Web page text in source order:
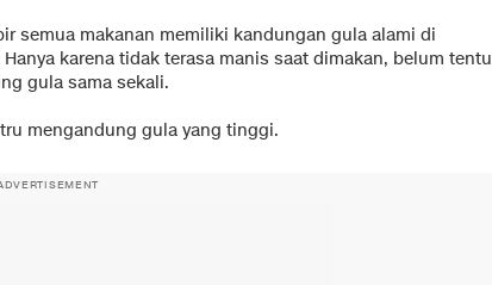
semua makanan memiliki kandungan gula alami di
karena tidak terasa manis saat dimakan, belum tentu
gula sama sekali.
mengandung gula yang tinggi.